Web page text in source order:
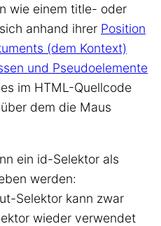
wie einem title- oder
anhand ihrer Position
(dem Kontext)
und Pseudoelemente
im HTML-Quellcode
dem die Maus
ein id-Selektor als
werden:
Selektor kann zwar
wieder verwendet